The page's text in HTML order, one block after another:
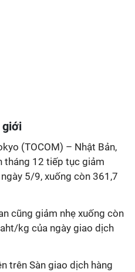
giới
(TOCOM) – Nhật Bản,
tháng 12 tiếp tục giảm
5/9, xuống còn 361,7
cũng giảm nhẹ xuống còn
kg của ngày giao dịch
trên Sàn giao dịch hàng